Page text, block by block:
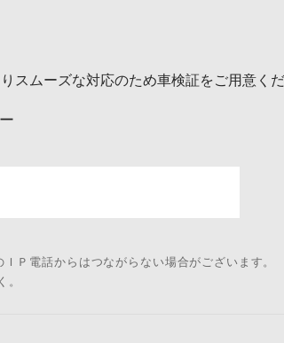
スムーズな対応のため車検証をご用意くだ
Ｐ電話からはつながらない場合がございます。
。